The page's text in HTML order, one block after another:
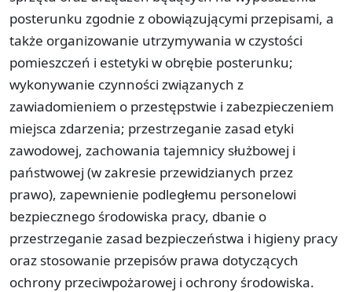
posterunku zgodnie z obowiązującymi przepisami, a
także organizowanie utrzymywania w czystości
pomieszczeń i estetyki w obrębie posterunku;
wykonywanie czynności związanych z
zawiadomieniem o przestępstwie i zabezpieczeniem
miejsca zdarzenia; przestrzeganie zasad etyki
zawodowej, zachowania tajemnicy służbowej i
państwowej (w zakresie przewidzianych przez
prawo), zapewnienie podległemu personelowi
bezpiecznego środowiska pracy, dbanie o
przestrzeganie zasad bezpieczeństwa i higieny pracy
oraz stosowanie przepisów prawa dotyczących
ochrony przeciwpożarowej i ochrony środowiska.